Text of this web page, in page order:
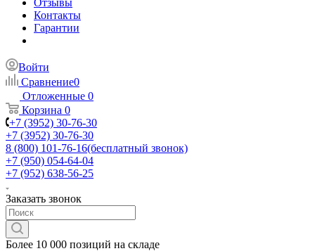
Отзывы
Контакты
Гарантии
Войти
Сравнение0
Отложенные 0
Корзина 0
+7 (3952) 30-76-30
+7 (3952) 30-76-30
8 (800) 101-76-16(бесплатный звонок)
+7 (950) 054-64-04
+7 (952) 638-56-25
Заказать звонок
Более 10 000 позиций на складе